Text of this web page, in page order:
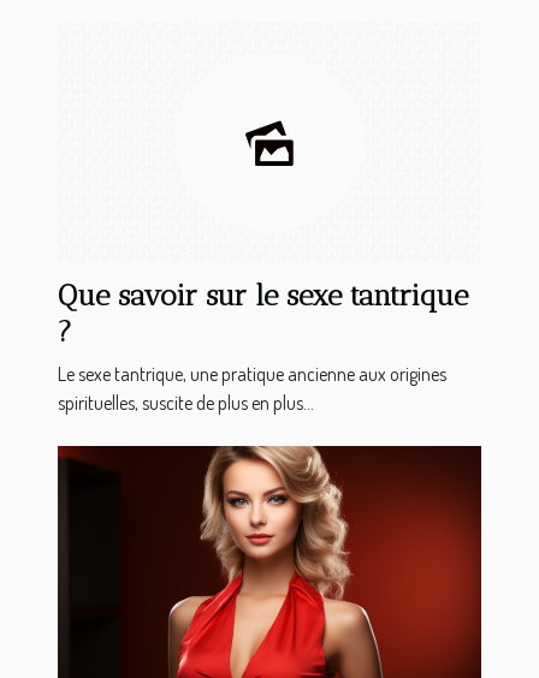
Que savoir sur le sexe tantrique
?
Le sexe tantrique, une pratique ancienne aux origines
spirituelles, suscite de plus en plus...